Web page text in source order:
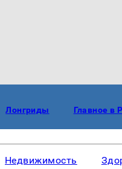
Лонгриды Главное в
Недвижимость